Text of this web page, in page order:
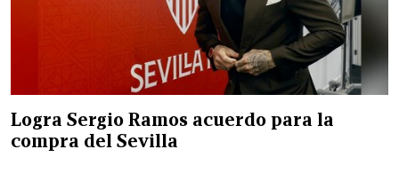
Logra Sergio Ramos acuerdo para la
compra del Sevilla